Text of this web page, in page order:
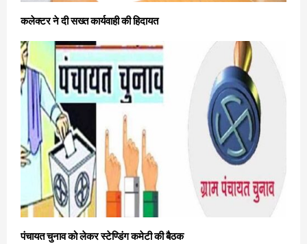
कलेक्टर ने दी सख्त कार्यवाही की हिदायत
पंचायत चुनाव को लेकर स्टेण्डिंग कमेटी की बैठक